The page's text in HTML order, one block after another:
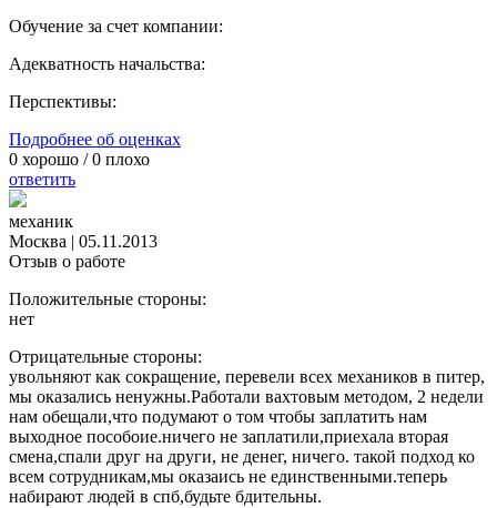
Обучение за счет компании:
Адекватность начальства:
Перспективы:
Подробнее об оценках
0 хорошо /0 плохо
ответить
механик
Москва | 05.11.2013
Отзыв о работе
Положительные стороны:
нет
Отрицательные стороны:
увольняют как сокращение, перевели всех механиков в питер,
мы оказались ненужны.Работали вахтовым методом, 2 недели
нам обещали,что подумают о том чтобы заплатить нам
выходное пособоие.ничего не заплатили,приехала вторая
смена,спали друг на други, не денег, ничего. такой подход ко
всем сотрудникам,мы оказаись не единственными.теперь
набирают людей в спб,будьте бдительны.